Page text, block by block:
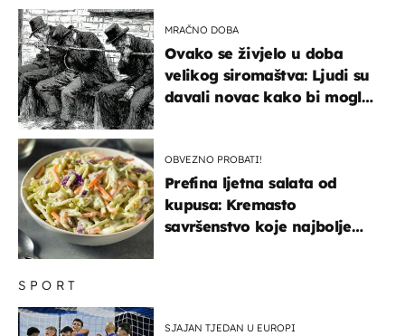
SPORT
SJAJAN TJEDAN U EUROPI
MRAČNO DOBA
Ovako se živjelo u doba
velikog siromaštva: Ljudi su
davali novac kako bi mogli
OBVEZNO PROBATI!
Prefina ljetna salata od
kupusa: Kremasto
savršenstvo koje najbolje